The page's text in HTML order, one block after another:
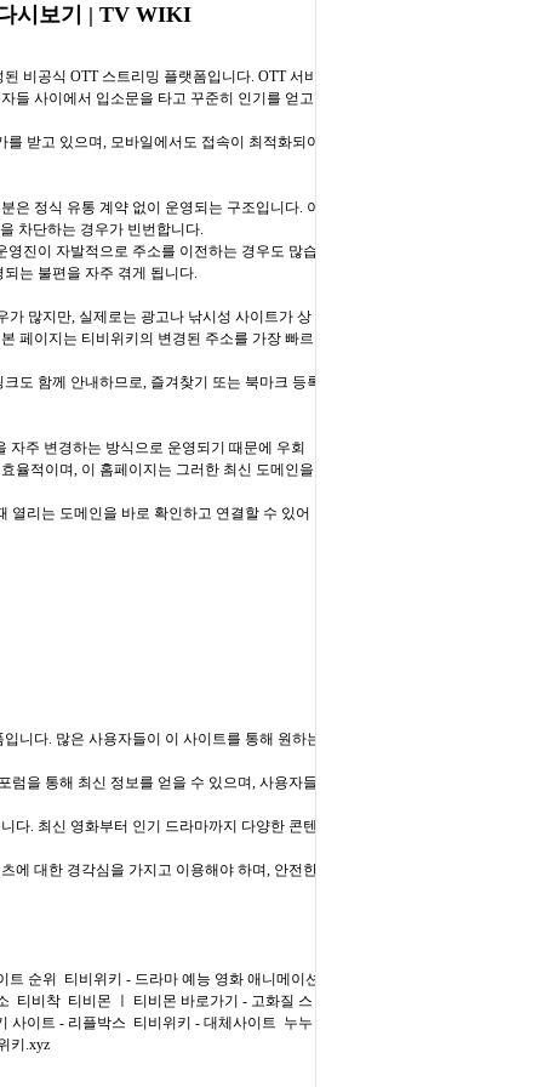
시보기 | TV WIKI
비공식 OTT 스트리밍 플랫폼입니다. OTT 서비
들 사이에서 입소문을 타고 꾸준히 인기를 얻고
받고 있으며, 모바일에서도 접속이 최적화되어
은 정식 유통 계약 없이 운영되는 구조입니다. 이
차단하는 경우가 빈번합니다.
진이 자발적으로 주소를 이전하는 경우도 많습
는 불편을 자주 겪게 됩니다.
가 많지만, 실제로는 광고나 낚시성 사이트가 상
페이지는 티비위키의 변경된 주소를 가장 빠르
도 함께 안내하므로, 즐겨찾기 또는 북마크 등록
자주 변경하는 방식으로 운영되기 때문에 우회
율적이며, 이 홈페이지는 그러한 최신 도메인을
열리는 도메인을 바로 확인하고 연결할 수 있어
니다. 많은 사용자들이 이 사이트를 통해 원하는
럼을 통해 최신 정보를 얻을 수 있으며, 사용자들
다. 최신 영화부터 인기 드라마까지 다양한 콘텐
에 대한 경각심을 가지고 이용해야 하며, 안전한
트 순위 티비위키 - 드라마 예능 영화 애니메이션
티비착 티비몬 ㅣ 티비몬 바로가기 - 고화질 스
사이트 - 리플박스 티비위키 - 대체사이트 누누
키.xyz